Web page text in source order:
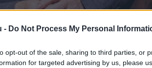
- Do Not Process My Personal
opt-out of the sale, sharing to third parties, or
for targeted advertising by us, please
Mária
fordult